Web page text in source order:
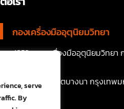
serve
By
กองเครื่องมืออุตุนิยมวิทยา
4353 กองเครื่องมืออุตุนิยมวิทยา
ถนนสุขุมวิท เขตบางนา กรุงเทพ